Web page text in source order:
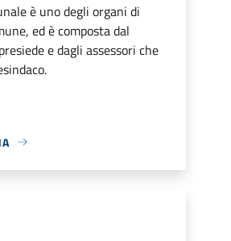
è uno degli organi di
ed è composta dal
e dagli assessori che